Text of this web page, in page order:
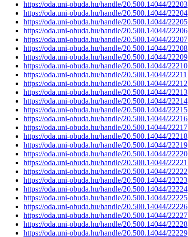
https://oda.uni-obuda.hu/handle/20.500.14044/22203
https://oda.uni-obuda.hu/handle/20.500.14044/22204
https://oda.uni-obuda.hu/handle/20.500.14044/22205
https://oda.uni-obuda.hu/handle/20.500.14044/22206
https://oda.uni-obuda.hu/handle/20.500.14044/22207
https://oda.uni-obuda.hu/handle/20.500.14044/22208
https://oda.uni-obuda.hu/handle/20.500.14044/22209
https://oda.uni-obuda.hu/handle/20.500.14044/22210
https://oda.uni-obuda.hu/handle/20.500.14044/22211
https://oda.uni-obuda.hu/handle/20.500.14044/22212
https://oda.uni-obuda.hu/handle/20.500.14044/22213
https://oda.uni-obuda.hu/handle/20.500.14044/22214
https://oda.uni-obuda.hu/handle/20.500.14044/22215
https://oda.uni-obuda.hu/handle/20.500.14044/22216
https://oda.uni-obuda.hu/handle/20.500.14044/22217
https://oda.uni-obuda.hu/handle/20.500.14044/22218
https://oda.uni-obuda.hu/handle/20.500.14044/22219
https://oda.uni-obuda.hu/handle/20.500.14044/22220
https://oda.uni-obuda.hu/handle/20.500.14044/22221
https://oda.uni-obuda.hu/handle/20.500.14044/22222
https://oda.uni-obuda.hu/handle/20.500.14044/22223
https://oda.uni-obuda.hu/handle/20.500.14044/22224
https://oda.uni-obuda.hu/handle/20.500.14044/22225
https://oda.uni-obuda.hu/handle/20.500.14044/22226
https://oda.uni-obuda.hu/handle/20.500.14044/22227
https://oda.uni-obuda.hu/handle/20.500.14044/22228
https://oda.uni-obuda.hu/handle/20.500.14044/22229